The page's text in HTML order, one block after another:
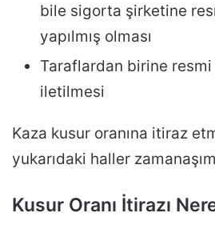
bile sigorta şirketine
yapılmış olması
Taraflardan birine resmi
iletilmesi
Kaza kusur oranına itiraz
yukarıdaki haller
Kusur Oranı İtirazı